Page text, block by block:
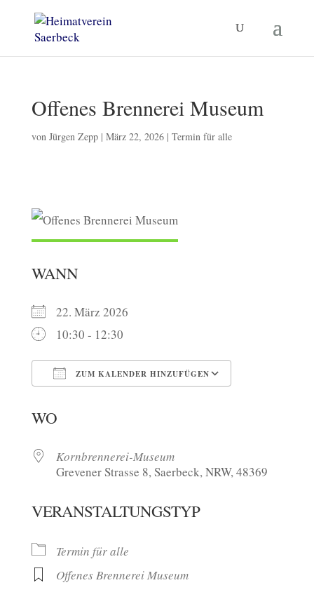
Offenes Brennerei Museum
von Jürgen Zepp| März 22, 2026| Termin für alle
WANN
22. März 2026
10:30 - 12:30
ZUM KALENDER HINZUFÜGEN
WO
Kornbrennerei-Museum
Grevener Strasse 8, Saerbeck, NRW, 48369
VERANSTALTUNGSTYP
Termin für alle
Offenes Brennerei Museum